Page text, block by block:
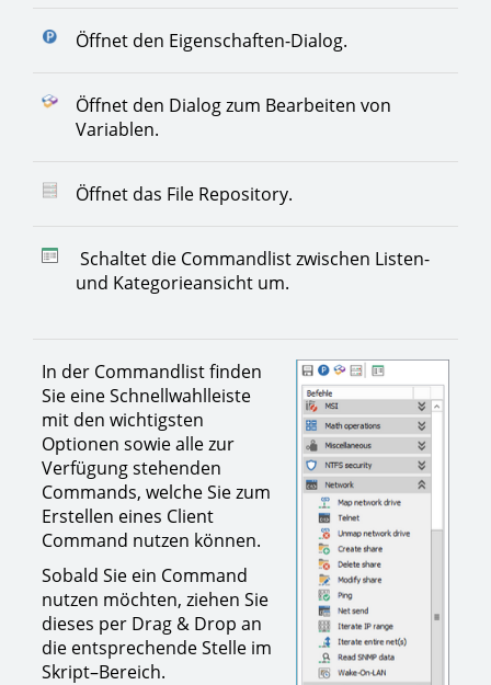
Öffnet den Eigenschaften-Dialog.
Öffnet den Dialog zum Bearbeiten von
Variablen.
Öffnet das File Repository.
Schaltet die Commandlist zwischen Listen-
und Kategorieansicht um.
In der Commandlist finden
Sie eine Schnellwahlleiste
mit den wichtigsten
Optionen sowie alle zur
Verfügung stehenden
Commands, welche Sie zum
Erstellen eines Client
Command nutzen können.
Sobald Sie ein Command
nutzen möchten, ziehen Sie
dieses per Drag & Drop an
die entsprechende Stelle im
Skript–Bereich.